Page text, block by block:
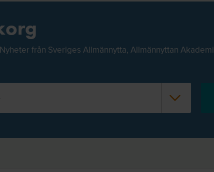
från Sveriges Allmännytta, Allmännyttan